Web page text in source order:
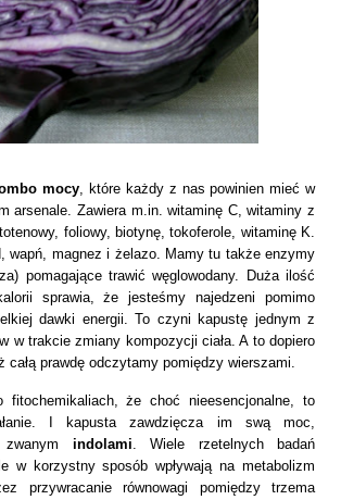
mocy , które każdy z nas powinien mieć w
arsenale. Zawiera m.in. witaminę C, witaminy z
foliowy, biotynę, tokoferole, witaminę K
wapń, magnez i żelazo. Mamy tu także enzymy
pomagające trawić węglowodany. Duża ilość
sprawia, że jesteśmy najedzeni pomimo
dawki energii. To czyni kapustę jednym z
w trakcie zmiany kompozycji ciała. A to dopiero
całą prawdę odczytamy pomiędzy wierszami.
fitochemikaliach, że choć nieesencjonalne, to
I kapustazawdzięcza im swą moc,
indolami . Wiele rzetelnych badań
w korzystny sposób wpływają na metabolizm
przywracanie równowagi pomiędzy trzema